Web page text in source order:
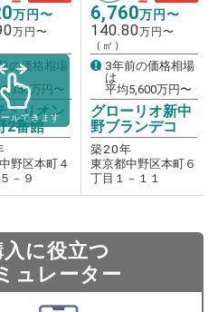
万円〜
万円〜
の価格相場
3,350万円〜
ミリオン
2番館
野区本町４
－９
6,760万円〜
140.80万円〜
（㎡）
3年前の価格相場
は
平均5,600万円〜
グローリオ新中
野ブランデコ
築20年
東京都中野区本町６
丁目１－１１
ルできます
に役立つ
ュレーター